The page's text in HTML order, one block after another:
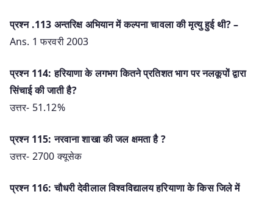
प्रश्‍न .113 अन्तरिक्ष अभियान में कल्पना चावला की मृत्यु हुई थी? –
Ans. 1 फरवरी 2003
प्रश्न 114: हरियाणा के लगभग कितने प्रतिशत भाग पर नलकूपों द्वारा
सिंचाई की जाती है?
उत्तर- 51.12%
प्रश्न 115: नरवाना शाखा की जल क्षमता है ?
उत्तर- 2700 क्यूसेक
प्रश्न 116: चौधरी देवीलाल विश्वविद्यालय हरियाणा के किस जिले में